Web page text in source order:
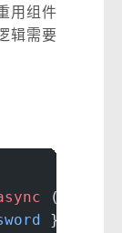
用组件
辑需要
(
}